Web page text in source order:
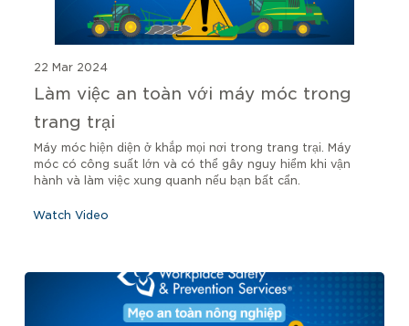
22 Mar 2024
Làm việc an toàn với máy móc trong
trang trại
Máy móc hiện diện ở khắp mọi nơi trong trang trại. Máy
móc có công suất lớn và có thể gây nguy hiểm khi vận
hành và làm việc xung quanh nếu bạn bất cẩn.
Watch Video